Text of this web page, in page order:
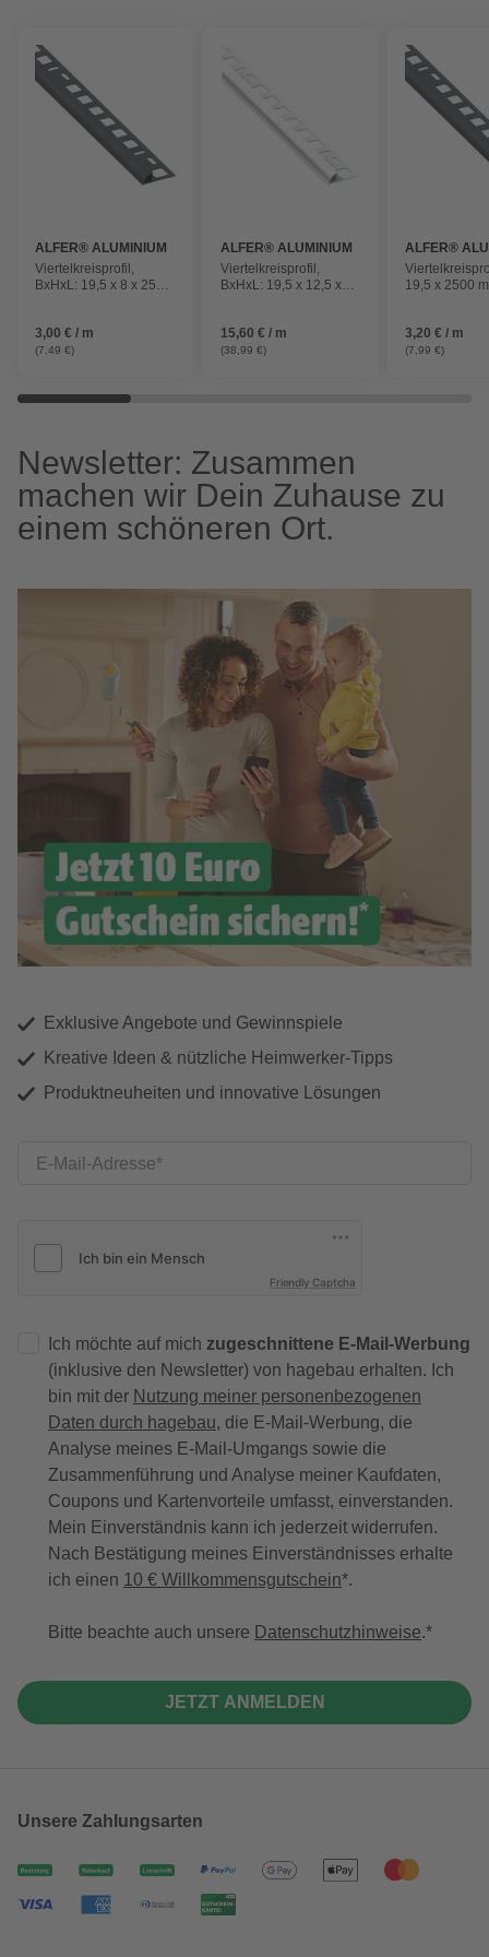
ALFER® ALUMINIUM
Viertelkreisprofil,
BxHxL: 19,5 x 8 x 2500
3,00 € / m
(7,49 €)
ALFER® ALUMINIUM
Viertelkreisprofil,
BxHxL: 19,5 x 12,5 x
15,60 € / m
(38,99 €)
ALFER®
19,5 x 2500
3,20 € / m
(7,99 €)
Newsletter: Zusammen
machen wir Dein Zuhause zu
einem schöneren Ort.
Exklusive Angebote und Gewinnspiele
Kreative Ideen & nützliche Heimwerker-Tipps
Produktneuheiten und innovative Lösungen
E-Mail-Adresse
Friendly Captcha
Ich möchte auf mich zugeschnittene E-Mail-Werbung
(inklusive den Newsletter) von hagebau erhalten. Ich
bin mit der Nutzung meiner personenbezogenen
Daten durch hagebau, die E-Mail-Werbung, die
Analyse meines E-Mail-Umgangs sowie die
Zusammenführung und Analyse meiner Kaufdaten,
Coupons und Kartenvorteile umfasst, einverstanden.
Mein Einverständnis kann ich jederzeit widerrufen.
Nach Bestätigung meines Einverständnisses erhalte
ich einen 10 € Willkommensgutschein*.
Bitte beachte auch unsere Datenschutzhinweise.
JETZT ANMELDEN
Unsere Zahlungsarten